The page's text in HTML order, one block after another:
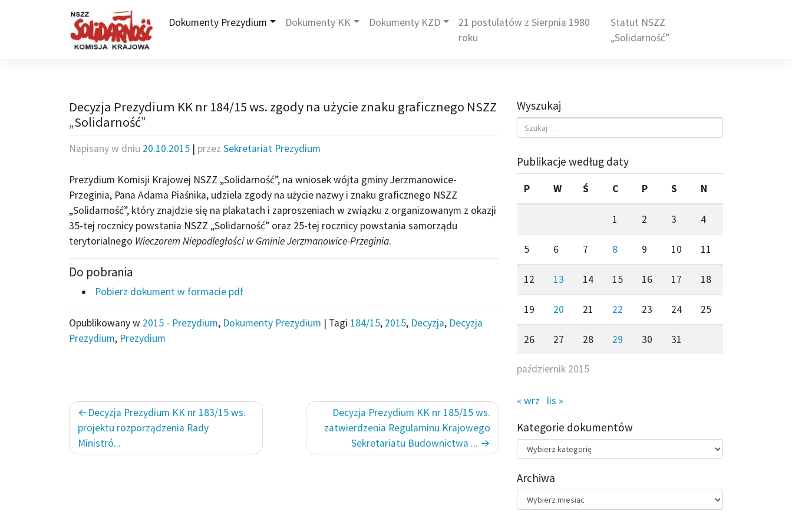
Dokumenty Prezydium Dokumenty KK Dokumenty KZD
21 postulatów z Sierpnia 1980
roku
Statut NSZZ
„Solidarność”
Decyzja Prezydium KK nr 184/15 ws. zgody na użycie znaku graficznego NSZZ
„Solidarność”
Napisany w dniu 20.10.2015 | przez Sekretariat Prezydium
Prezydium Komisji Krajowej NSZZ „Solidarność”, na wniosek wójta gminy Jerzmanowice-
Przeginia, Pana Adama Piaśnika, udziela zgody na użycie nazwy i znaku graficznego NSZZ
„Solidarność”, który znajdzie się na plakatach i zaproszeniach w związku z organizowanym z okazji
35-tej rocznicy powstania NSZZ „Solidarność” oraz 25-tej rocznicy powstania samorządu
terytorialnego Wieczorem Niepodległości w Gminie Jerzmanowice-Przeginia.
Do pobrania
Pobierz dokument w formacie pdf
Opublikowany w 2015 - Prezydium, Dokumenty Prezydium | Tagi 184/15, 2015, Decyzja, Decyzja
Prezydium, Prezydium
Nawigacja
wpisu
Decyzja Prezydium KK nr 183/15 ws.
projektu rozporządzenia Rady
Ministró...
Decyzja Prezydium KK nr 185/15 ws.
zatwierdzenia Regulaminu Krajowego
Sekretariatu Budownictwa ...
Wyszukaj
Publikacje według daty
październik 2015
P W Ś C P S N
1 2 3 4
5 6 7 8 9 10 11
12 13 14 15 16 17 18
19 20 21 22 23 24 25
26 27 28 29 30 31
« wrz lis »
Kategorie dokumentów
Kategorie
dokumentów
Archiwa
Archiwa